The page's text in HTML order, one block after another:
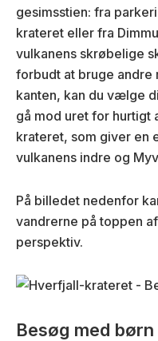
gesimsstien: fra
krateret eller fra
vulkanens skrøbelige
forbudt at bruge andre
kanten, kan du vælge
gå mod uret for hurtigt
krateret, som giver en
vulkanens indre og
På billedet nedenfor
vandrerne på toppen
perspektiv.
Besøg med børn